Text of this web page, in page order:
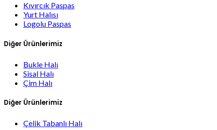
Kıvırcık Paspas
Yurt Halısı
Logolu Paspas
Diğer Ürünlerimiz
Bukle Halı
Sisal Halı
Çim Halı
Diğer Ürünlerimiz
Çelik Tabanlı Halı